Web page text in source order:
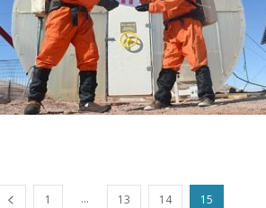
1 ... 13 14 15